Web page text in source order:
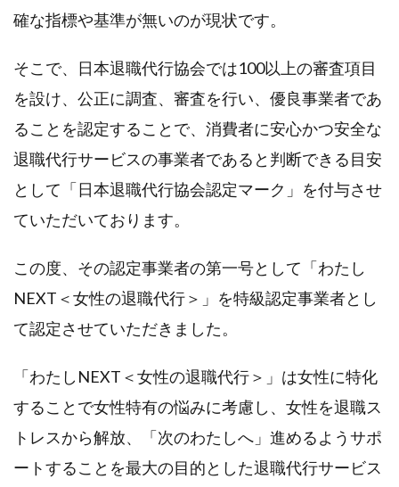
確な指標や基準が無いのが現状です。
そこで、日本退職代行協会では100以上の審査項目
を設け、公正に調査、審査を行い、優良事業者であ
ることを認定することで、消費者に安心かつ安全な
退職代行サービスの事業者であると判断できる目安
として「日本退職代行協会認定マーク」を付与させ
ていただいております。
この度、その認定事業者の第一号として「わたし
NEXT＜女性の退職代行＞」を特級認定事業者とし
て認定させていただきました。
「わたしNEXT＜女性の退職代行＞」は女性に特化
することで女性特有の悩みに考慮し、女性を退職ス
トレスから解放、「次のわたしへ」進めるようサポ
ートすることを最大の目的とした退職代行サービス